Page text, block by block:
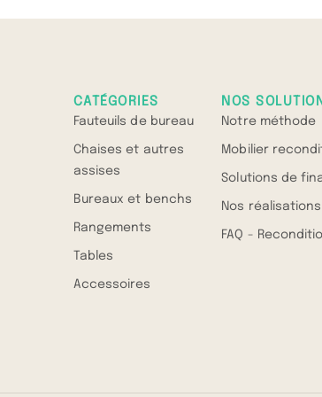
CATÉGORIES
Fauteuils de bureau
Chaises et autres
assises
Bureaux et benchs
Rangements
Tables
Accessoires
NOS
Notre méthode
Mobilier
Solutions de
Nos réalisations
FAQ -